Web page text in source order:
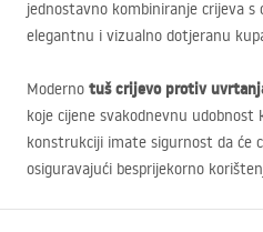
jednostavno kombiniranje crijeva
elegantnu i vizualno dotjeranu
Moderno tuš crijevo protiv
koje cijene svakodnevnu
konstrukciji imate sigurnost da će
osiguravajući besprijekorno